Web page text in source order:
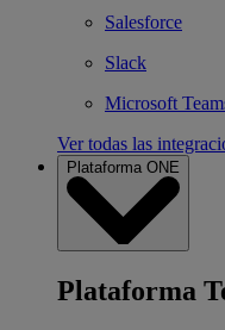
Salesforce
Slack
Microsoft
Ver todas las
Plataforma ONE
Plataforma